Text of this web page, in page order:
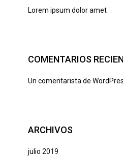
Lorem ipsum dolor amet
COMENTARIOS
Un comentarista de
ARCHIVOS
julio 2019